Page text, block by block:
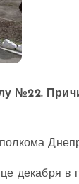
№22.
декабря